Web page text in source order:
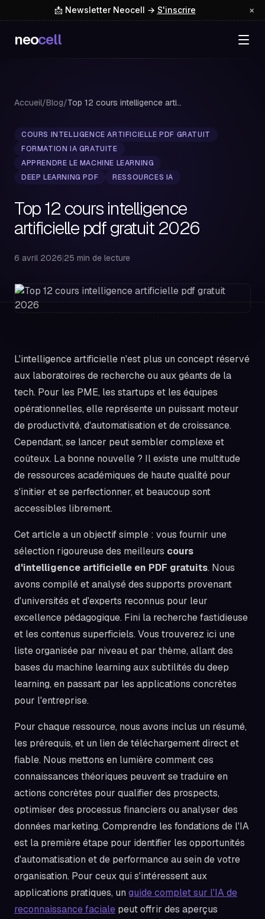
📩 Newsletter Neocell → S'inscrire ×
neocell
Accueil/Blog/ Top 12 cours intelligence artificielle pdf grat...
COURS INTELLIGENCE ARTIFICIELLE PDF GRATUIT
FORMATION IA GRATUITE
APPRENDRE LE MACHINE LEARNING
DEEP LEARNING PDF
RESSOURCES IA
Top 12 cours intelligence
artificielle pdf gratuit 2026
6 avril 2026|25 min de lecture
L'intelligence artificielle n'est plus un concept réservé
aux laboratoires de recherche ou aux géants de la
tech. Pour les PME, les startups et les équipes
opérationnelles, elle représente un puissant moteur
de productivité, d'automatisation et de croissance.
Cependant, se lancer peut sembler complexe et
coûteux. La bonne nouvelle ? Il existe une multitude
de ressources académiques de haute qualité pour
s'initier et se perfectionner, et beaucoup sont
accessibles librement.
Cet article a un objectif simple : vous fournir une
sélection rigoureuse des meilleurs cours
d'intelligence artificielle en PDF gratuits. Nous
avons compilé et analysé des supports provenant
d'universités et d'experts reconnus pour leur
excellence pédagogique. Fini la recherche fastidieuse
et les contenus superficiels. Vous trouverez ici une
liste organisée par niveau et par thème, allant des
bases du machine learning aux subtilités du deep
learning, en passant par les applications concrètes
pour l'entreprise.
Pour chaque ressource, nous avons inclus un résumé,
les prérequis, et un lien de téléchargement direct et
fiable. Nous mettons en lumière comment ces
connaissances théoriques peuvent se traduire en
actions concrètes pour qualifier des prospects,
optimiser des processus financiers ou analyser des
données marketing. Comprendre les fondations de l'IA
est la première étape pour identifier les opportunités
d'automatisation et de performance au sein de votre
organisation. Pour ceux qui s'intéressent aux
applications pratiques, un guide complet sur l'IA de
reconnaissance faciale peut offrir des aperçus